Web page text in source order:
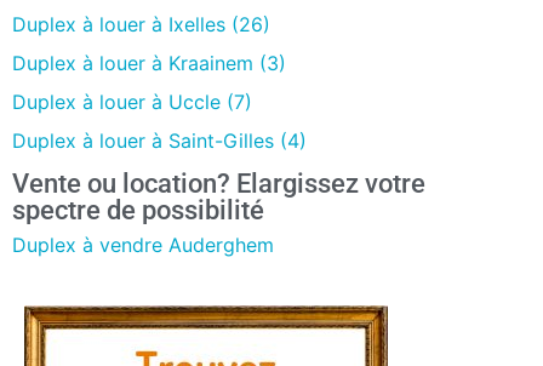
Duplex à louer à Ixelles (26)
Duplex à louer à Kraainem (3)
Duplex à louer à Uccle (7)
Duplex à louer à Saint-Gilles (4)
Vente ou location? Elargissez votre
spectre de possibilité
Duplex à vendre Auderghem